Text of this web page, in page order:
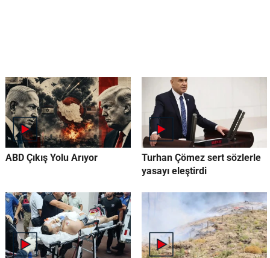
ABD Çıkış Yolu Arıyor
Turhan Çömez sert sözlerle
yasayı eleştirdi